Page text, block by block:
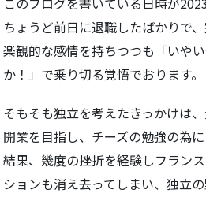
ちょうど前日に退職したばかりで
楽観的な感情を持ちつつも「いや
か！」で乗り切る覚悟でおります。
そもそも独立を考えたきっかけは
開業を目指し、チーズの勉強の為
結果、幾度の挫折を経験しフラン
ションも消え去ってしまい、独立